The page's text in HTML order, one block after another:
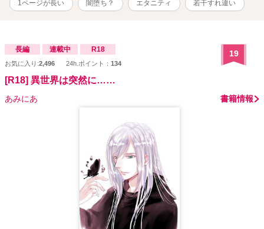
1ページが長い 闇堕ち？ エタニティ 若干すれ違い
長編 連載中 R18
お気に入り:2,496 24h.ポイント： 134
19
[R18] 異世界は突然に……
あみにあ 書籍情報